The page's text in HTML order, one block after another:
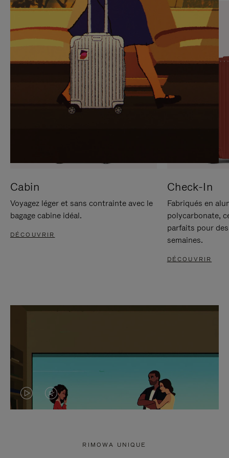
SUR
POUR
METTRE
PAUSE
VEUILLEZ
CLIQUER
POUR
RÉACTIVER
LE
SON
Cabin
Voyagez léger et sans contrainte avec le
bagage cabine idéal.
DÉCOUVRIR
Check-In
Fabriqués en
polycarbonate,
parfaits pour
semaines.
DÉCOUVRIR
LA LE
RIMOWA UNIQUE